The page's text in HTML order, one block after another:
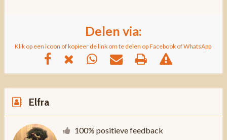
Delen via:
Klik op een icoon of kopieer de link om te delen op Facebook of WhatsApp
Elfra
100% positieve feedback